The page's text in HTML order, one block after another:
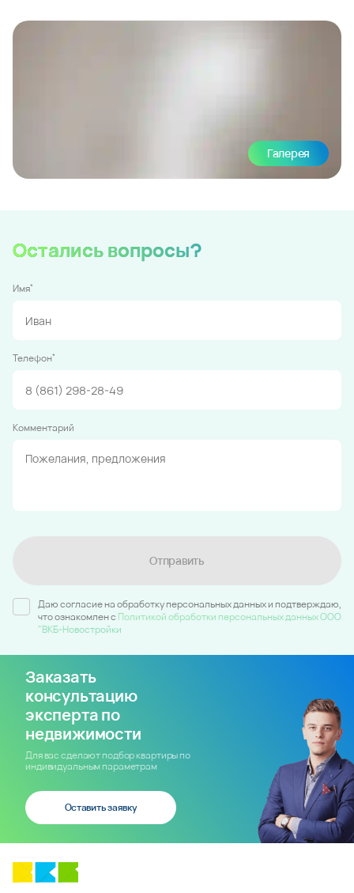
Галерея
Остались вопросы?
Имя*
Телефон*
Комментарий
Отправить
Даю согласие на обработку персональных данных и подтверждаю,
что ознакомлен c Политикой обработки персональных данных ООО
"ВКБ-Новостройки
Заказать
консультацию
эксперта по
недвижимости
Для вас сделают подбор квартиры по
индивидуальным параметрам
Оставить заявку